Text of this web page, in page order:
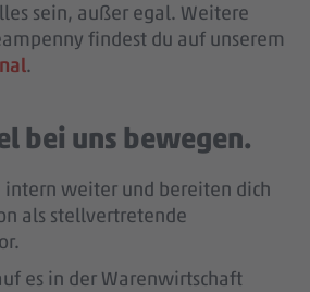
sein, außer egal. Weitere
findest du auf unserem
.
bei uns bewegen.
intern weiter und bereiten dich
als stellvertretende
es in der Warenwirtschaft